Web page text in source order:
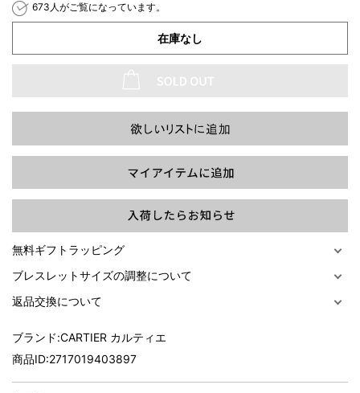
過去の特集をすべて見る>>
673人がご覧になっています。
在庫なし
無料ギフトラッピング
ブレスレットサイズの調整について
返品交換について
ブランド:CARTIER カルティエ
商品ID:2717019403897